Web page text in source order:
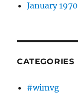
January 1970
CATEGORIES
#wimvg